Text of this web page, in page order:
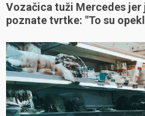
Vozačica tuži Mercedes jer
poznate tvrtke: "To su